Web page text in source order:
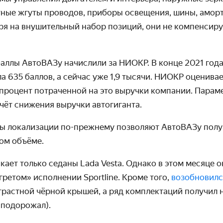
жгуты проводов, приборы освещения, шины,
на внушительный набор позиций, они не
АвтоВАЗу начислили за НИОКР. В конце 2021
635 баллов, а сейчас уже 1,9 тысячи. НИОКР
потраченной на это выручки компании.
снижения выручки автогиганта.
локализации по-прежнему позволяют АвтоВАЗу
объёме.
только седаны Lada Vesta. Однако в этом месяце
исполнении Sportline. Кроме того,
чёрной крышей, а ряд комплектаций получил